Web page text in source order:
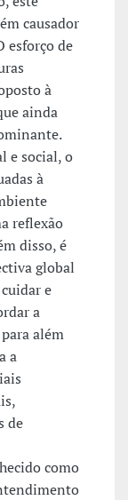
causador
esforço de
à
ainda
e social, o
à
reflexão
disso, é
global
e
a
além
a
de
como